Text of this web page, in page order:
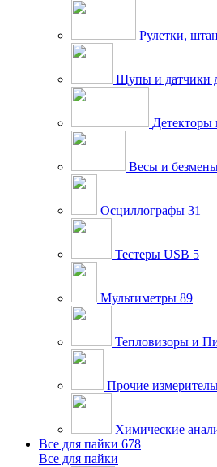
Рулетки,
Щупы и датчики
Детекторы
Весы и
Осциллографы 31
Тестеры USB 5
Мультиметры 89
Тепловизоры и
Прочие
Химические
Все для пайки 678
Все для пайки